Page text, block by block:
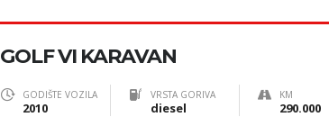
GOLF VI KARAVAN
GODIŠTE VOZILA
2010
VRSTA GORIVA
diesel
KM
290.000